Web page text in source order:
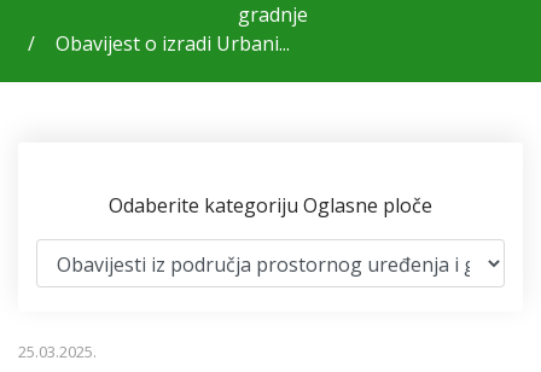
gradnje
Obavijest o izradi Urbani...
Odaberite kategoriju Oglasne ploče
25.03.2025.